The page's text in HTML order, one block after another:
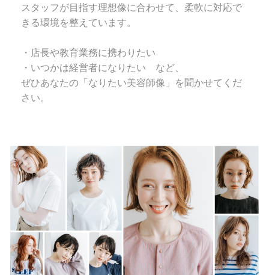
スタッフが目指す理想像に合わせて、柔軟に対応で
きる環境を整えています。
・店長や教育業務に携わりたい
・いつかは経営者になりたい など、
ぜひあなたの「なりたい美容師像」を聞かせてくだ
さい。